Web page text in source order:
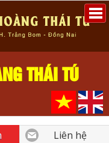
THÁI TÚ
Liên hệ